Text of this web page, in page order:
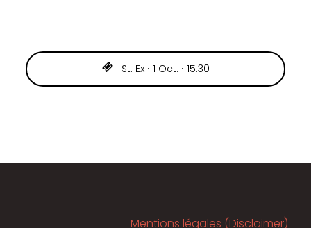
St. Ex ⸱ 1 Oct. ⸱ 15:30
Mentions légales (Disclaimer)